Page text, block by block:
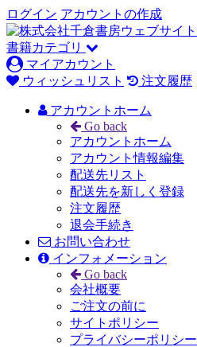
ログイン アカウントの作成
書籍カテゴリ
マイアカウント
ウィッシュリスト
注文履歴
アカウントホーム
Go back
アカウントホーム
アカウント情報編集
配送先リスト
配送先を新しく登録
注文履歴
退会手続き
お問い合わせ
インフォメーション
Go back
会社概要
ご注文の前に
サイトポリシー
プライバシーポリシー